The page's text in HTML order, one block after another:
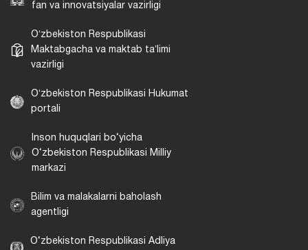
fan va innovatsiyalar vazirligi
Oʻzbekiston Respublikasi
Maktabgacha va maktab taʼlimi
vazirligi
Oʻzbekiston Respublikasi Hukumat
portali
Inson huquqlari bo‘yicha
O‘zbekiston Respublikasi Milliy
markazi
Bilim va malakalarni baholash
agentligi
O‘zbekiston Respublikasi Adliya